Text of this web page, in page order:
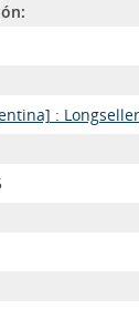
: Longseller